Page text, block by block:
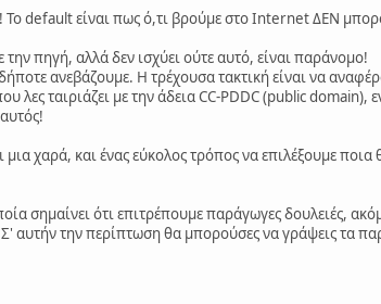
Το default είναι πως ό,τι βρούμε στο Internet ΔΕΝ
πηγή, αλλά δεν ισχύει ούτε αυτό, είναι παράνομο!
ανεβάζουμε. Η τρέχουσα τακτική είναι να
λες ταιριάζει με την άδεια CC-PDDC (public domain),
μια χαρά, και ένας εύκολος τρόπος να επιλέξουμε ποια
σημαίνει ότι επιτρέπουμε παράγωγες δουλειές,
αυτήν την περίπτωση θα μπορούσες να γράψεις τα